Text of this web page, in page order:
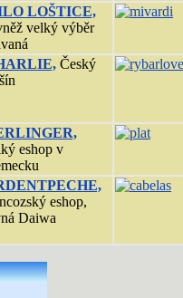
LOŠTICE,
velký výběr
Český
eshop v
eshop,
Daiwa